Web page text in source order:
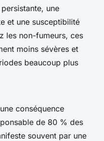
une
et une susceptibilité
les non-fumeurs, ces
moins sévères et
beaucoup plus
conséquence
de 80 % des
souvent par une